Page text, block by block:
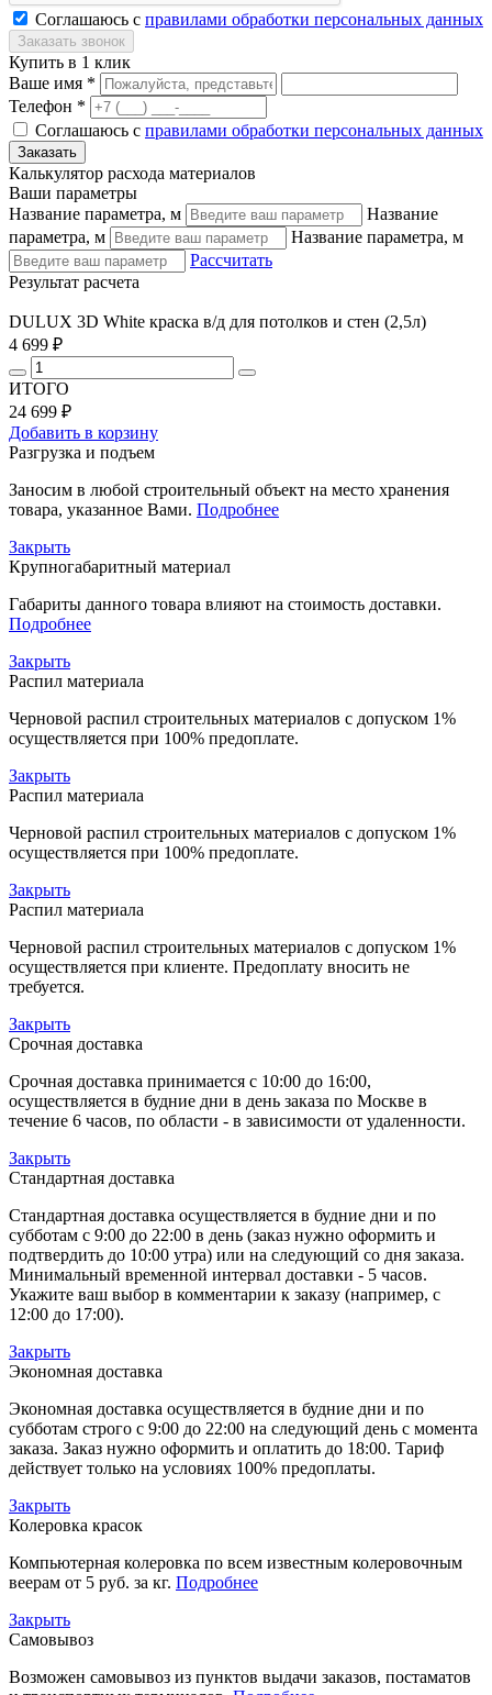
Соглашаюсь с правилами обработки персональных данных
Купить в 1 клик
Ваше имя *
Телефон *
Соглашаюсь с правилами обработки персональных данных
Калькулятор расхода материалов
Ваши параметры
Название параметра, м
Название
параметра, м
Название параметра, м
Рассчитать
Результат расчета
DULUX 3D White краска в/д для потолков и стен (2,5л)
4 699 ₽
ИТОГО
24 699 ₽
Добавить в корзину
Разгрузка и подъем
Заносим в любой строительный объект на место хранения
товара, указанное Вами. Подробнее
Закрыть
Крупногабаритный материал
Габариты данного товара влияют на стоимость доставки.
Подробнее
Закрыть
Распил материала
Черновой распил строительных материалов с допуском 1%
осуществляется при 100% предоплате.
Закрыть
Распил материала
Черновой распил строительных материалов с допуском 1%
осуществляется при 100% предоплате.
Закрыть
Распил материала
Черновой распил строительных материалов с допуском 1%
осуществляется при клиенте. Предоплату вносить не
требуется.
Закрыть
Срочная доставка
Срочная доставка принимается с 10:00 до 16:00,
осуществляется в будние дни в день заказа по Москве в
течение 6 часов, по области - в зависимости от удаленности.
Закрыть
Стандартная доставка
Стандартная доставка осуществляется в будние дни и по
субботам с 9:00 до 22:00 в день (заказ нужно оформить и
подтвердить до 10:00 утра) или на следующий со дня заказа.
Минимальный временной интервал доставки - 5 часов.
Укажите ваш выбор в комментарии к заказу (например, с
12:00 до 17:00).
Закрыть
Экономная доставка
Экономная доставка осуществляется в будние дни и по
субботам строго с 9:00 до 22:00 на следующий день с момента
заказа. Заказ нужно оформить и оплатить до 18:00. Тариф
действует только на условиях 100% предоплаты.
Закрыть
Колеровка красок
Компьютерная колеровка по всем известным колеровочным
веерам от 5 руб. за кг. Подробнее
Закрыть
Самовывоз
Возможен самовывоз из пунктов выдачи заказов, постаматов